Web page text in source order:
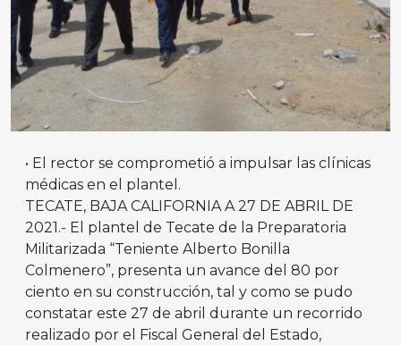
• El rector se comprometió a impulsar las clínicas
médicas en el plantel.
TECATE, BAJA CALIFORNIA A 27 DE ABRIL DE
2021.- El plantel de Tecate de la Preparatoria
Militarizada “Teniente Alberto Bonilla
Colmenero”, presenta un avance del 80 por
ciento en su construcción, tal y como se pudo
constatar este 27 de abril durante un recorrido
realizado por el Fiscal General del Estado,